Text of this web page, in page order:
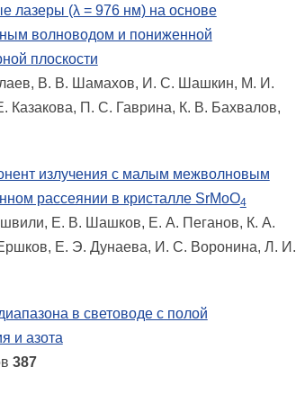
лазеры (λ = 976 нм) на основе
волноводом и пониженной
плоскости
В. В. Шамахов, И. С. Шашкин, М. И.
П. С. Гаврина, К. В. Бахвалов,
излучения с малым межволновым
рассеянии в кристалле SrMoO4
Е. В. Шашков, Е. А. Пеганов, К. А.
Е. Э. Дунаева, И. С. Воронина, Л. И.
в световоде с полой
и азота
387